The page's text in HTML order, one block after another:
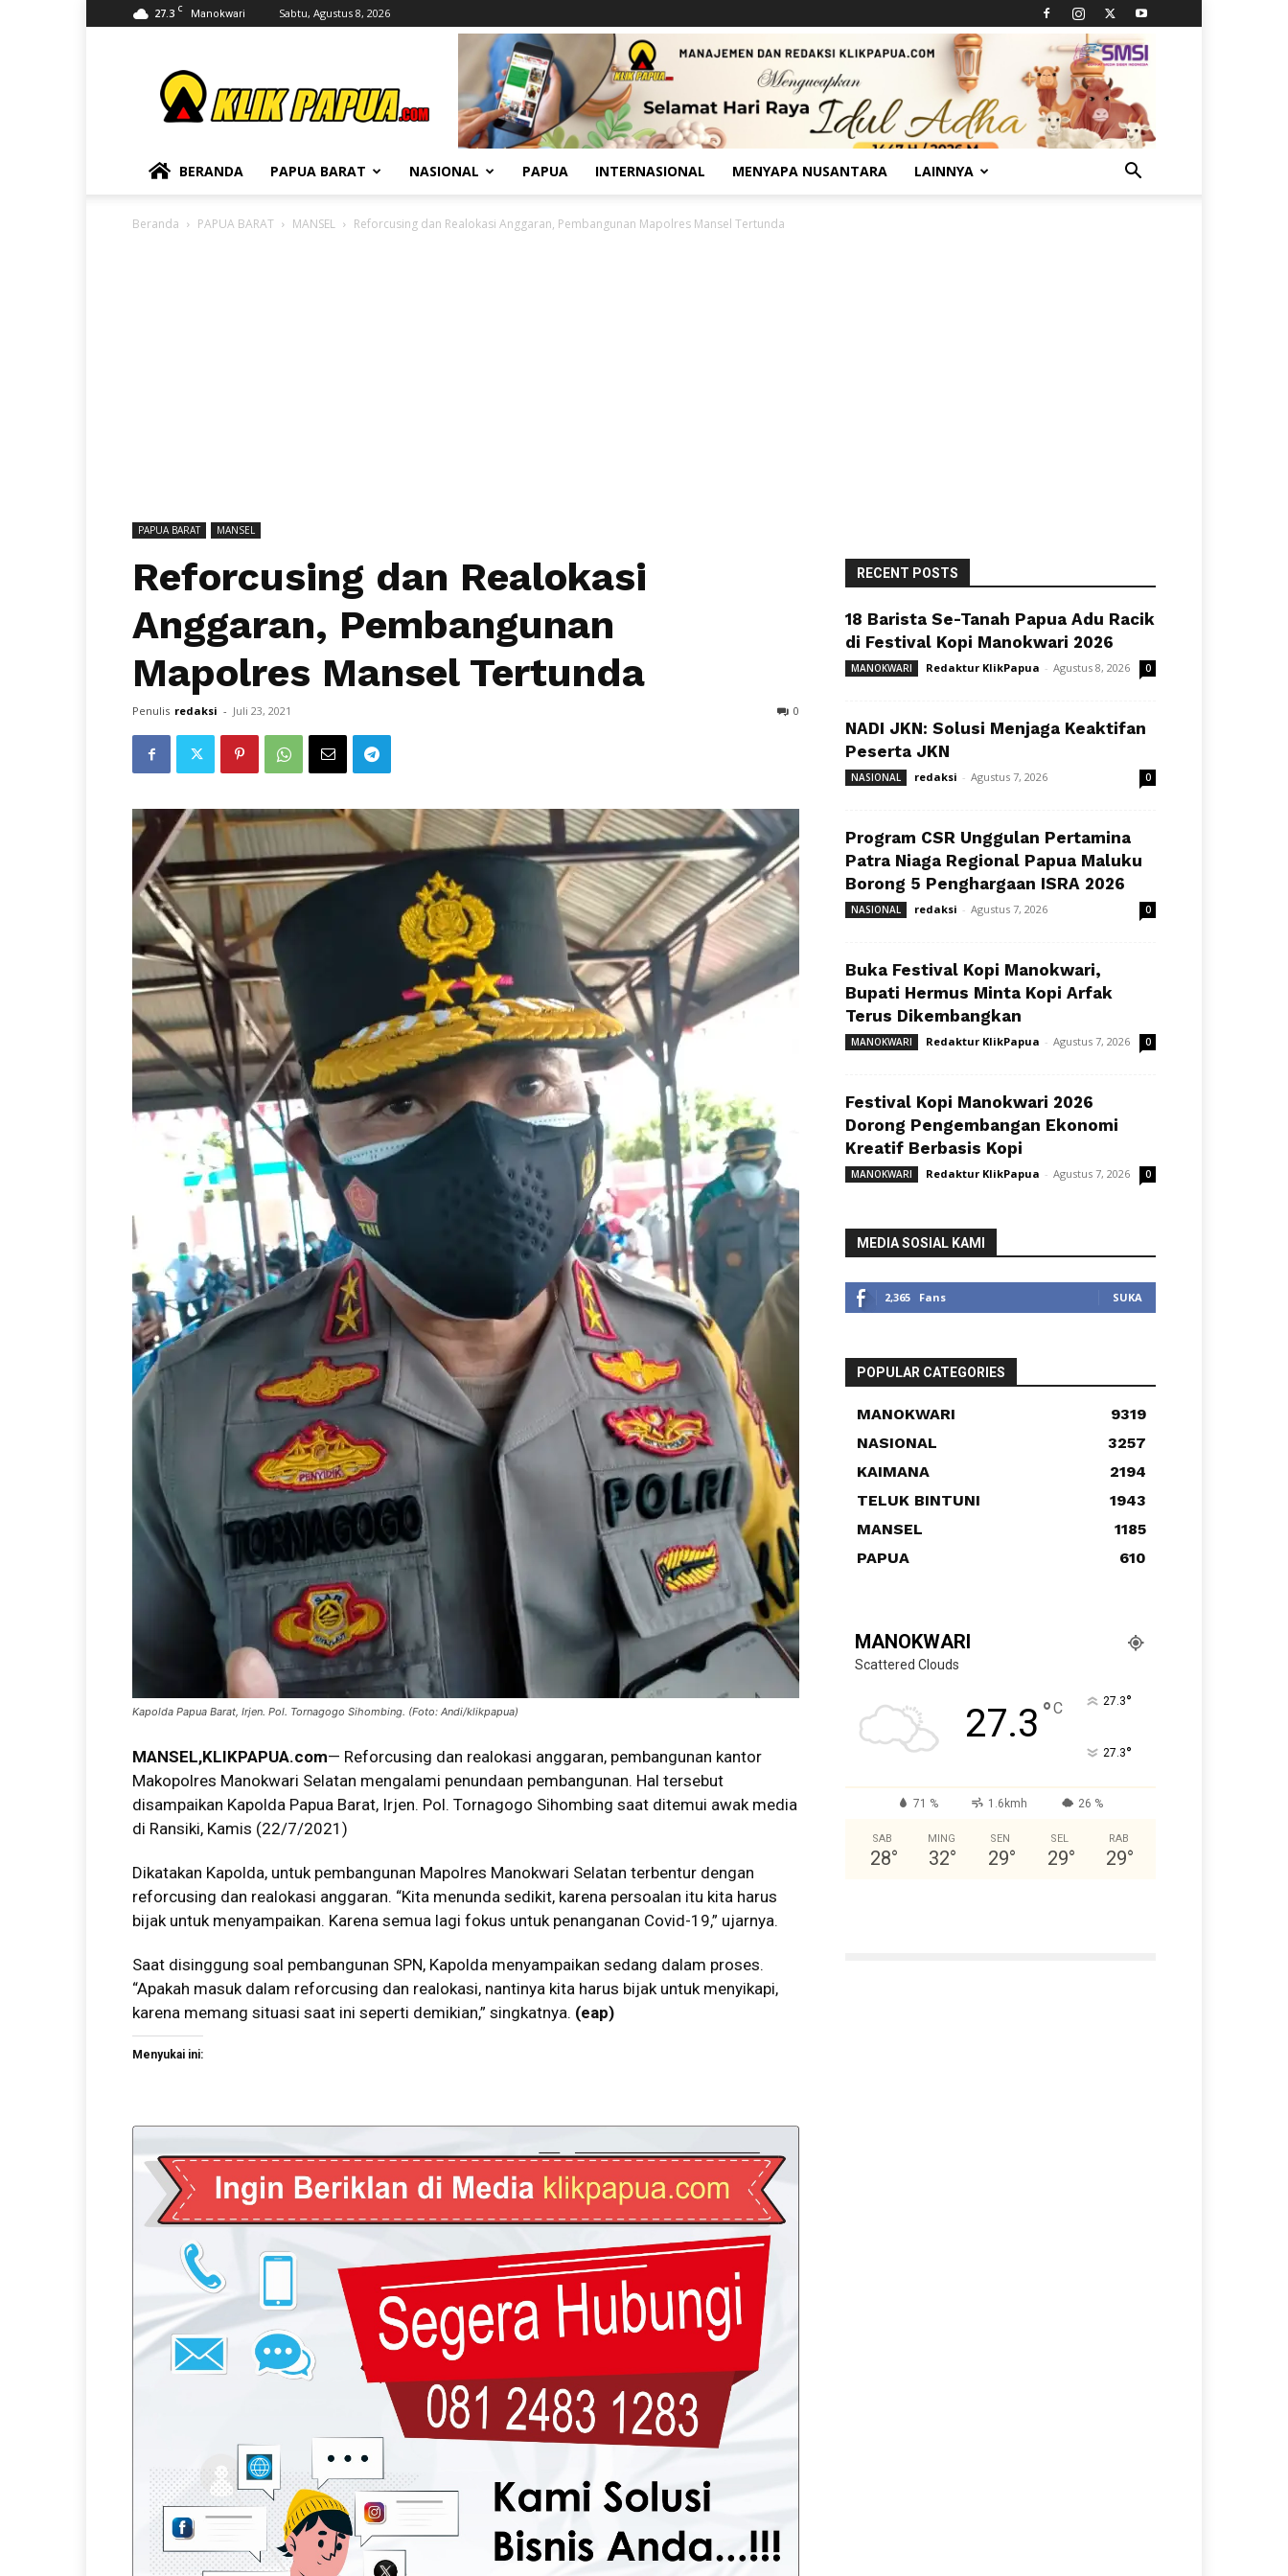
27.3 C Manokwari Sabtu, Agustus 8, 2026
BERANDA PAPUA BARAT NASIONAL PAPUA INTERNASIONAL MENYAPA NUSANTARA LAINNYA
Beranda PAPUA BARAT MANSEL Reforcusing dan Realokasi Anggaran, Pembangunan Mapolres Mansel Tertunda
PAPUA BARAT MANSEL
Reforcusing dan Realokasi
Anggaran, Pembangunan
Mapolres Mansel Tertunda
Penulis redaksi - Juli 23, 2021 0
Kapolda Papua Barat, Irjen. Pol. Tornagogo Sihombing. (Foto: Andi/klikpapua)
MANSEL,KLIKPAPUA.com— Reforcusing dan realokasi anggaran, pembangunan kantor
Makopolres Manokwari Selatan mengalami penundaan pembangunan. Hal tersebut
disampaikan Kapolda Papua Barat, Irjen. Pol. Tornagogo Sihombing saat ditemui awak media
di Ransiki, Kamis (22/7/2021)
Dikatakan Kapolda, untuk pembangunan Mapolres Manokwari Selatan terbentur dengan
reforcusing dan realokasi anggaran. “Kita menunda sedikit, karena persoalan itu kita harus
bijak untuk menyampaikan. Karena semua lagi fokus untuk penanganan Covid-19,” ujarnya.
Saat disinggung soal pembangunan SPN, Kapolda menyampaikan sedang dalam proses.
“Apakah masuk dalam reforcusing dan realokasi, nantinya kita harus bijak untuk menyikapi,
karena memang situasi saat ini seperti demikian,” singkatnya. (eap)
Menyukai ini:
RECENT POSTS
18 Barista Se-Tanah Papua Adu Racik
di Festival Kopi Manokwari 2026
MANOKWARI Redaktur KlikPapua - Agustus 8, 2026 0
NADI JKN: Solusi Menjaga Keaktifan
Peserta JKN
NASIONAL redaksi - Agustus 7, 2026 0
Program CSR Unggulan Pertamina
Patra Niaga Regional Papua Maluku
Borong 5 Penghargaan ISRA 2026
NASIONAL redaksi - Agustus 7, 2026 0
Buka Festival Kopi Manokwari,
Bupati Hermus Minta Kopi Arfak
Terus Dikembangkan
MANOKWARI Redaktur KlikPapua - Agustus 7, 2026 0
Festival Kopi Manokwari 2026
Dorong Pengembangan Ekonomi
Kreatif Berbasis Kopi
MANOKWARI Redaktur KlikPapua - Agustus 7, 2026 0
MEDIA SOSIAL KAMI
2,365 Fans SUKA
POPULAR CATEGORIES
MANOKWARI
9319
NASIONAL
3257
KAIMANA
2194
TELUK BINTUNI
1943
MANSEL
1185
PAPUA
610
MANOKWARI
Scattered Clouds
27.3 °C 27.3°
27.3°
71 % 1.6kmh 26 %
SAB
28°
MING
32°
SEN
29°
SEL
29°
RAB
29°